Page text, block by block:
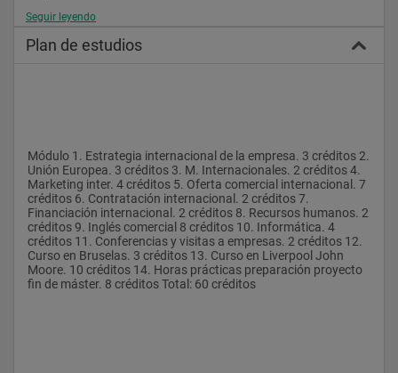
Objetivos del curso
1.- Formar profesionales en todos los aspectos relativos al
Seguir leyendo
Plan de estudios
Módulo 1. Estrategia internacional de la empresa. 3 créditos 2.
Unión Europea. 3 créditos 3. M. Internacionales. 2 créditos 4.
Marketing inter. 4 créditos 5. Oferta comercial internacional. 7
créditos 6. Contratación internacional. 2 créditos 7.
Financiación internacional. 2 créditos 8. Recursos humanos. 2
créditos 9. Inglés comercial 8 créditos 10. Informática. 4
créditos 11. Conferencias y visitas a empresas. 2 créditos 12.
Curso en Bruselas. 3 créditos 13. Curso en Liverpool John
Moore. 10 créditos 14. Horas prácticas preparación proyecto
fin de máster. 8 créditos Total: 60 créditos